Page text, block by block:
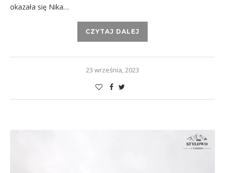
okazała się Nika…
CZYTAJ DALEJ
23 września, 2023